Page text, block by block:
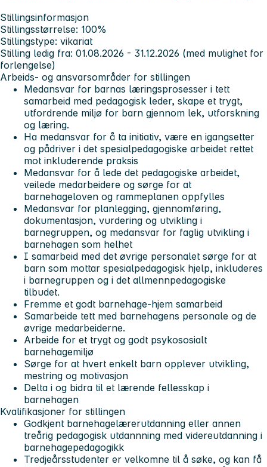
Stillingsinformasjon
Stillingsstørrelse: 100%
Stillingstype: vikariat
Stilling ledig fra: 01.08.2026 - 31.12.2026 (med mulighet for
forlengelse)
Arbeids- og ansvarsområder for stillingen
Medansvar for barnas læringsprosesser i tett
samarbeid med pedagogisk leder, skape et trygt,
utfordrende miljø for barn gjennom lek, utforskning
og læring.
Ha medansvar for å ta initiativ, være en igangsetter
og pådriver i det spesialpedagogiske arbeidet rettet
mot inkluderende praksis
Medansvar for å lede det pedagogiske arbeidet,
veilede medarbeidere og sørge for at
barnehageloven og rammeplanen oppfylles
Medansvar for planlegging, gjennomføring,
dokumentasjon, vurdering og utvikling i
barnegruppen, og medansvar for faglig utvikling i
barnehagen som helhet
I samarbeid med det øvrige personalet sørge for at
barn som mottar spesialpedagogisk hjelp, inkluderes
i barnegruppen og i det allmennpedagogiske
tilbudet.
Fremme et godt barnehage-hjem samarbeid
Samarbeide tett med barnehagens personale og de
øvrige medarbeiderne.
Arbeide for et trygt og godt psykososialt
barnehagemiljø
Sørge for at hvert enkelt barn opplever utvikling,
mestring og motivasjon
Delta i og bidra til et lærende fellesskap i
barnehagen
Kvalifikasjoner for stillingen
Godkjent barnehagelærerutdanning eller annen
treårig pedagogisk utdannning med videreutdanning i
barnehagepedagogikk
Tredjeårsstudenter er velkomne til å søke, og kan få